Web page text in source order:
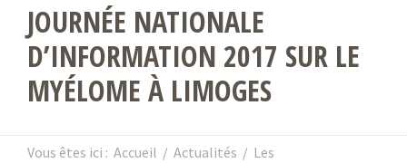
JOURNÉE NATIONALE
D’INFORMATION 2017 SUR LE
MYÉLOME À LIMOGES
Vous êtes ici : Accueil / Actualités / Les